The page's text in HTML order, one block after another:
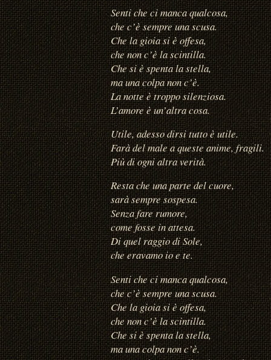
Senti che ci manca qualcosa,
che c’è sempre una scusa.
Che la gioia si è offesa,
che non c’è la scintilla.
Che si è spenta la stella,
ma una colpa non c’è.
La notte è troppo silenziosa.
L’amore è un’altra cosa.
Utile, adesso dirsi tutto è utile.
Farà del male a queste anime, fragili.
Più di ogni altra verità.
Resta che una parte del cuore,
sarà sempre sospesa.
Senza fare rumore,
come fosse in attesa.
Di quel raggio di Sole,
che eravamo io e te.
Senti che ci manca qualcosa,
che c’è sempre una scusa.
Che la gioia si è offesa,
che non c’è la scintilla.
Che si è spenta la stella,
ma una colpa non c’è.